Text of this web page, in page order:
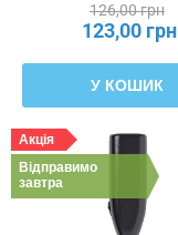
126,00 грн
123,00 грн
У КОШИК
Акція
Відправимо
завтра